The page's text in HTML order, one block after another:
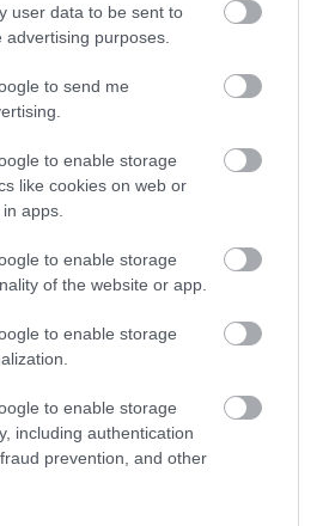
user data to be sent to
purposes.
to send me
to enable storage
like cookies on web or
apps.
to enable storage
of the website or app.
to enable storage
to enable storage
including authentication
prevention, and other
keresztül vásároljunk. Erre a
piacok, ilyen például az OpenSea, a
Ezek lényegében aukciós házként
üzletág, ami profitál az NFT-őrületből.
fogják engedélyezni, hogy ilyen
így vásárlóereje lesz, akárcsak a
eldönti. Az biztos, hogy jóval nehezebb,
az alkotásokat ellopni, illetve akár egy
hozni velük. Sok lehetőség rejlik még
token nft